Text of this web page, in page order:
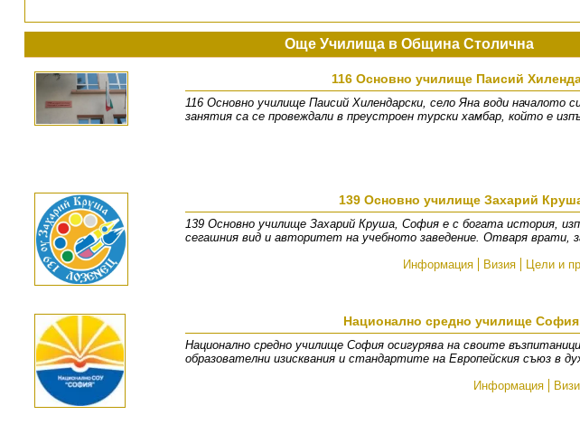
Още Училища в Община Столична
116 Основно училище Паисий
116 Основно училище Паисий Хилендарски, село Яна води началото
занятия са се провеждали в преустроен турски хамбар, който е
139 Основно училище Захарий
139 Основно училище Захарий Круша, София е с богата история,
сегашния вид и авторитет на учебното заведение. Отваря врати,
Информация
Визия Цели и
Национално средно училище
Национално средно училище София осигурява на своите
образователни изисквания и стандартите на Европейския съюз в
Информация